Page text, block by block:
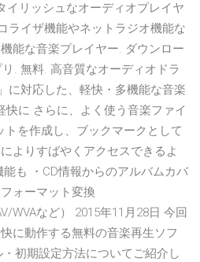
イリッシュなオーディオプレイヤ
ライザ機能やネットラジオ機能な
能な音楽プレイヤー. ダウンロー
. 無料. 高音質なオーディオドラ
に対応した、軽快・多機能な音楽
快に さらに、よく使う音楽ファイ
を作成し、ブックマークとして
よりすばやくアクセスできるよ
も ・CD情報からのアルバムカバ
ォーマット変換
WVAなど） 2015年11月28日 今回
に動作する無料の音楽再生ソフ
・初期設定方法についてご紹介し